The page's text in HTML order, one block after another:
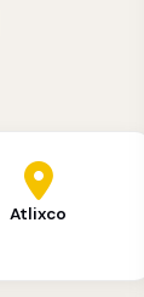
Atlixco